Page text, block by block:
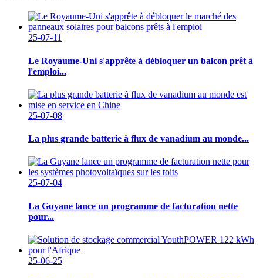
25-07-11
Le Royaume-Uni s'apprête à débloquer un balcon prêt à
l'emploi...
25-07-08
La plus grande batterie à flux de vanadium au monde...
25-07-04
La Guyane lance un programme de facturation nette
pour...
25-06-25